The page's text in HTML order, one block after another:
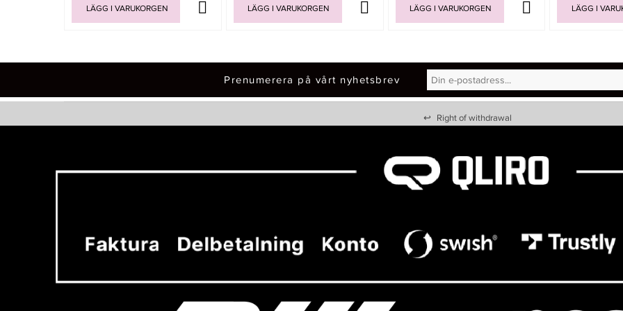
LÄGG I VARUKORGEN LÄGG I VARUKORGEN LÄGG I VARUKORGEN LÄGG I
Prenumerera på vårt nyhetsbrev
↩ Right of withdrawal